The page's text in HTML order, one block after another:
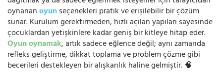
oynananoyunseçenekleri pratik ve erişilebilir bir çözüm
sunar. Kurulum gerektirmeden, hızlı açılan yapıları sayesinde
çocuklardan yetişkinlere kadar geniş bir kitleye hitap eder.
Oyun oynamak, artık sadece eğlence değil; aynı zamanda
refleks geliştirme, dikkat toplama ve problem çözme gibi
becerileri destekleyen bir alışkanlık haline gelmiştir. 🧠